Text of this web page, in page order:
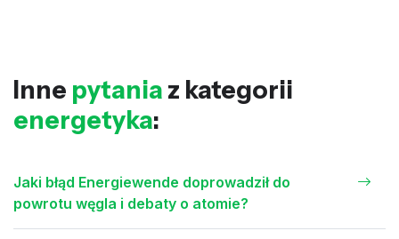
Inne pytania z kategorii
energetyka:
Jaki błąd Energiewende doprowadził do
powrotu węgla i debaty o atomie?